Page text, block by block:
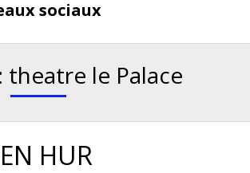
sociaux
theatre le Palace
HUR